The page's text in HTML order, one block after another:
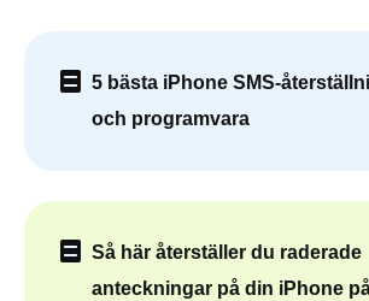
5 bästa iPhone SMS-
och programvara
Så här återställer du raderade
anteckningar på din iPhone